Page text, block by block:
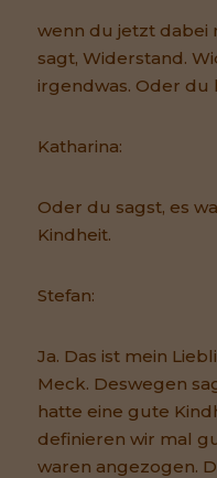
wenn du jetzt dabei
sagt, Widerstand.
irgendwas. Oder du
Katharina:
Oder du sagst, es
Kindheit.
Stefan:
Ja. Das ist mein
Meck. Deswegen
hatte eine gute
definieren wir mal
waren angezogen.